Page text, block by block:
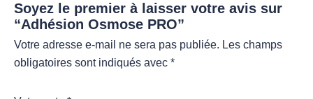
Soyez le premier à laisser votre avis sur
“Adhésion Osmose PRO”
Votre adresse e-mail ne sera pas publiée. Les champs
obligatoires sont indiqués avec *